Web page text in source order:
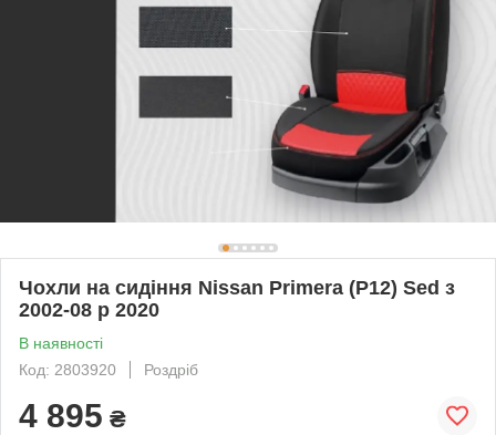
Чохли на сидіння Nissan Primera (P12) Sed з
2002-08 р 2020
В наявності
Код: 2803920
Роздріб
4 895 ₴